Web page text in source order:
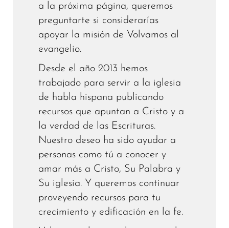
a la próxima página, queremos
preguntarte si considerarías
apoyar la misión de Volvamos al
evangelio.
Desde el año 2013 hemos
trabajado para servir a la iglesia
de habla hispana publicando
recursos que apuntan a Cristo y a
la verdad de las Escrituras.
Nuestro deseo ha sido ayudar a
personas como tú a conocer y
amar más a Cristo, Su Palabra y
Su iglesia. Y queremos continuar
proveyendo recursos para tu
crecimiento y edificación en la fe.